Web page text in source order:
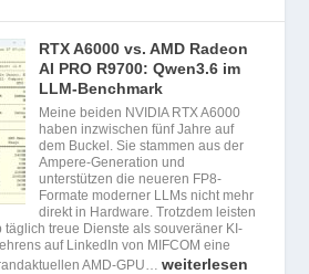
RTX A6000 vs. AMD Radeon
AI PRO R9700: Qwen3.6 im
LLM-Benchmark
Meine beiden NVIDIA RTX A6000
haben inzwischen fünf Jahre auf
dem Buckel. Sie stammen aus der
Ampere-Generation und
unterstützen die neueren FP8-
Formate moderner LLMs nicht mehr
direkt in Hardware. Trotzdem leisten
treue Dienste als souveräner KI-
auf LinkedIn von MIFCOM eine
AMD-GPU…weiterlesen